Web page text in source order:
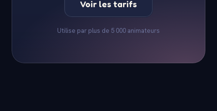
Voir les tarifs
Utilise par plus de 5 000 animateurs